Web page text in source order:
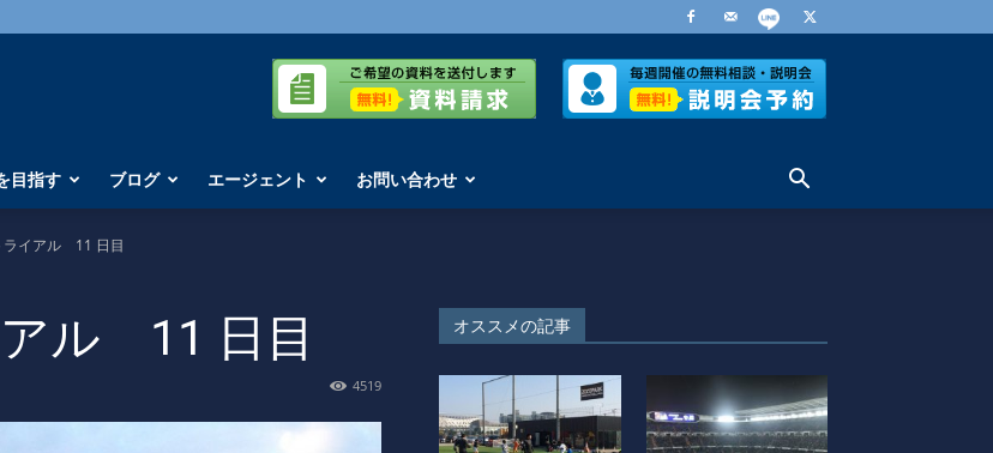
目指す ブログ エージェント お問い合わせ
ライアル 11 日目
ル 11 日目
4519
オススメの記事